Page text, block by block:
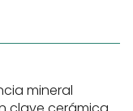
mineral